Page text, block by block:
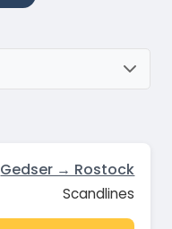
Gedser → Rostock
Scandlines